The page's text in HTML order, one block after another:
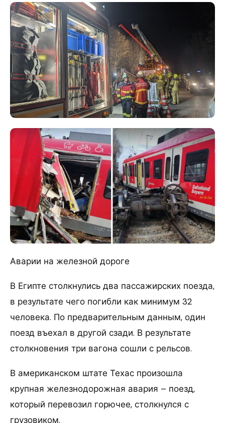
Аварии на железной дороге
В Египте столкнулись два пассажирских поезда,
в результате чего погибли как минимум 32
человека. По предварительным данным, один
поезд въехал в другой сзади. В результате
столкновения три вагона сошли с рельсов.
В американском штате Техас произошла
крупная железнодорожная авария – поезд,
который перевозил горючее, столкнулся с
грузовиком.